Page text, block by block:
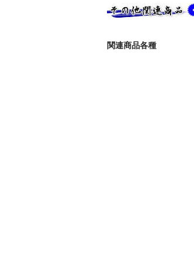
関連商品各種